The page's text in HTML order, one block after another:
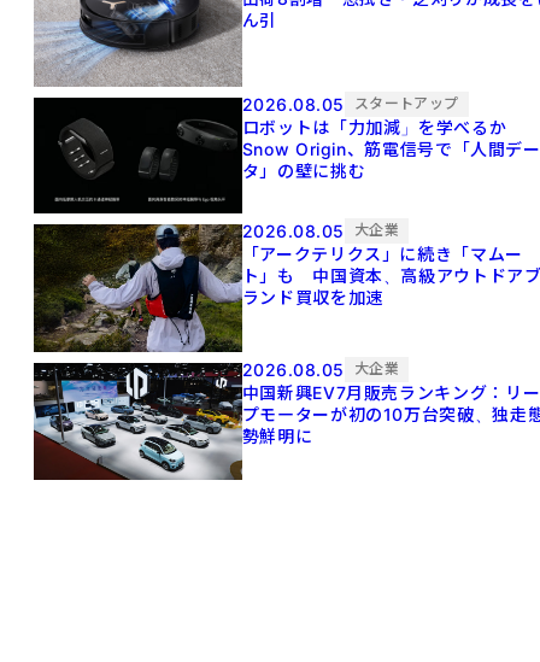
ん引
2026.08.05 スタートアップ
ロボットは「力加減」を学べるか
Snow Origin、筋電信号で「人間デー
タ」の壁に挑む
2026.08.05 大企業
「アークテリクス」に続き「マムー
ト」も 中国資本、高級アウトドア
ランド買収を加速
2026.08.05 大企業
中国新興EV7月販売ランキング：リー
プモーターが初の10万台突破、独走
勢鮮明に